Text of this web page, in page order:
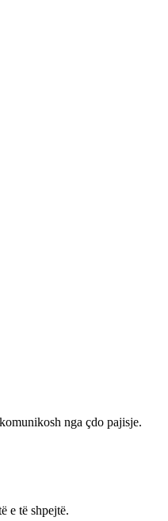
nga çdo pajisje.
e të shpejtë.